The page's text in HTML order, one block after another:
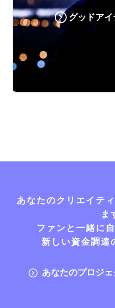
グッドア
あなたのクリエイテ
ま
ファンと一緒に
新しい資金調達
あなたのプロジ